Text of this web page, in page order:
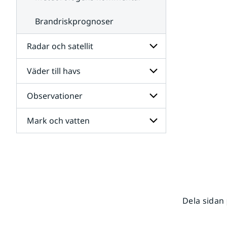
Brandriskprognoser
Radar och satellit
Undersidor
för
Radar
och
satellit
Väder till havs
Undersidor
för
Väder
till
havs
Observationer
Undersidor
för
Mark och vatten
Dela sidan